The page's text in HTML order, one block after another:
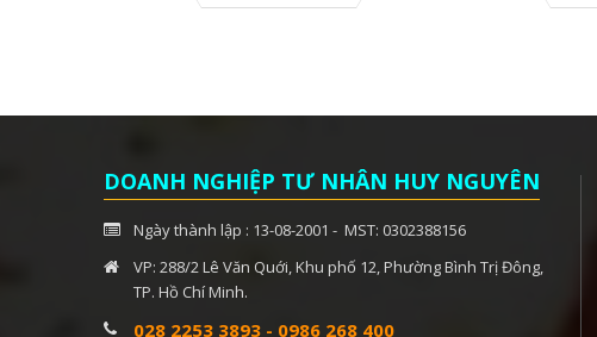
DOANH NGHIỆP TƯ NHÂN HUY NGUYÊN
Ngày thành lập : 13-08-2001 - MST: 0302388156
VP: 288/2 Lê Văn Quới, Khu phố 12, Phường Bình Trị Đông,
TP. Hồ Chí Minh.
028 2253 3893 - 0986 268 400